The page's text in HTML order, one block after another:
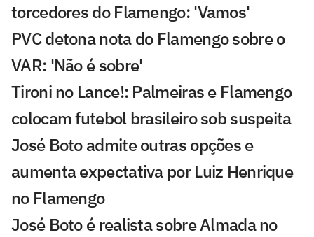
torcedores do Flamengo: 'Vamos'
PVC detona nota do Flamengo sobre o
VAR: 'Não é sobre'
Tironi no Lance!: Palmeiras e Flamengo
colocam futebol brasileiro sob suspeita
José Boto admite outras opções e
aumenta expectativa por Luiz Henrique
no Flamengo
José Boto é realista sobre Almada no